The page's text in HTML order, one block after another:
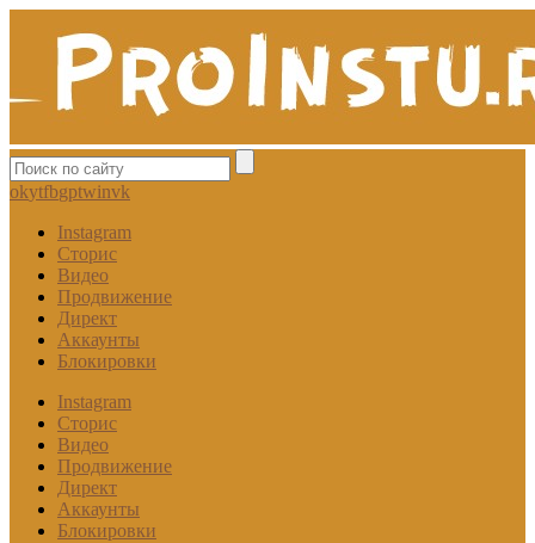
okytfbgptwinvk
Instagram
Сторис
Видео
Продвижение
Директ
Аккаунты
Блокировки
Instagram
Сторис
Видео
Продвижение
Директ
Аккаунты
Блокировки